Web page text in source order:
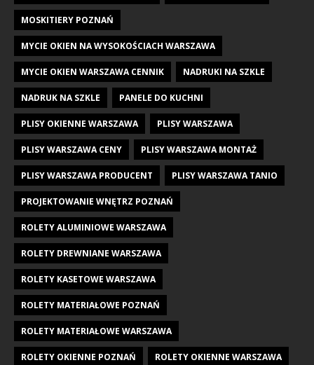
MOSKITIERY POZNAŃ
MYCIE OKIEN NA WYSOKOŚCIACH WARSZAWA
MYCIE OKIEN WARSZAWA CENNIK NADRUKI NA SZKLE
NADRUK NA SZKLE PANELE DO KUCHNI
PLISY OKIENNE WARSZAWA PLISY WARSZAWA
PLISY WARSZAWA CENY PLISY WARSZAWA MONTAŻ
PLISY WARSZAWA PRODUCENT PLISY WARSZAWA TANIO
PROJEKTOWANIE WNĘTRZ POZNAŃ
ROLETY ALUMINIOWE WARSZAWA
ROLETY DREWNIANE WARSZAWA
ROLETY KASETOWE WARSZAWA
ROLETY MATERIAŁOWE POZNAŃ
ROLETY MATERIAŁOWE WARSZAWA
ROLETY OKIENNE POZNAŃ ROLETY OKIENNE WARSZAWA